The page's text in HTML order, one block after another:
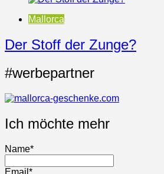
Mallorca
Der Stoff der Zunge?
#werbepartner
Ich möchte mehr
Name*
Email*